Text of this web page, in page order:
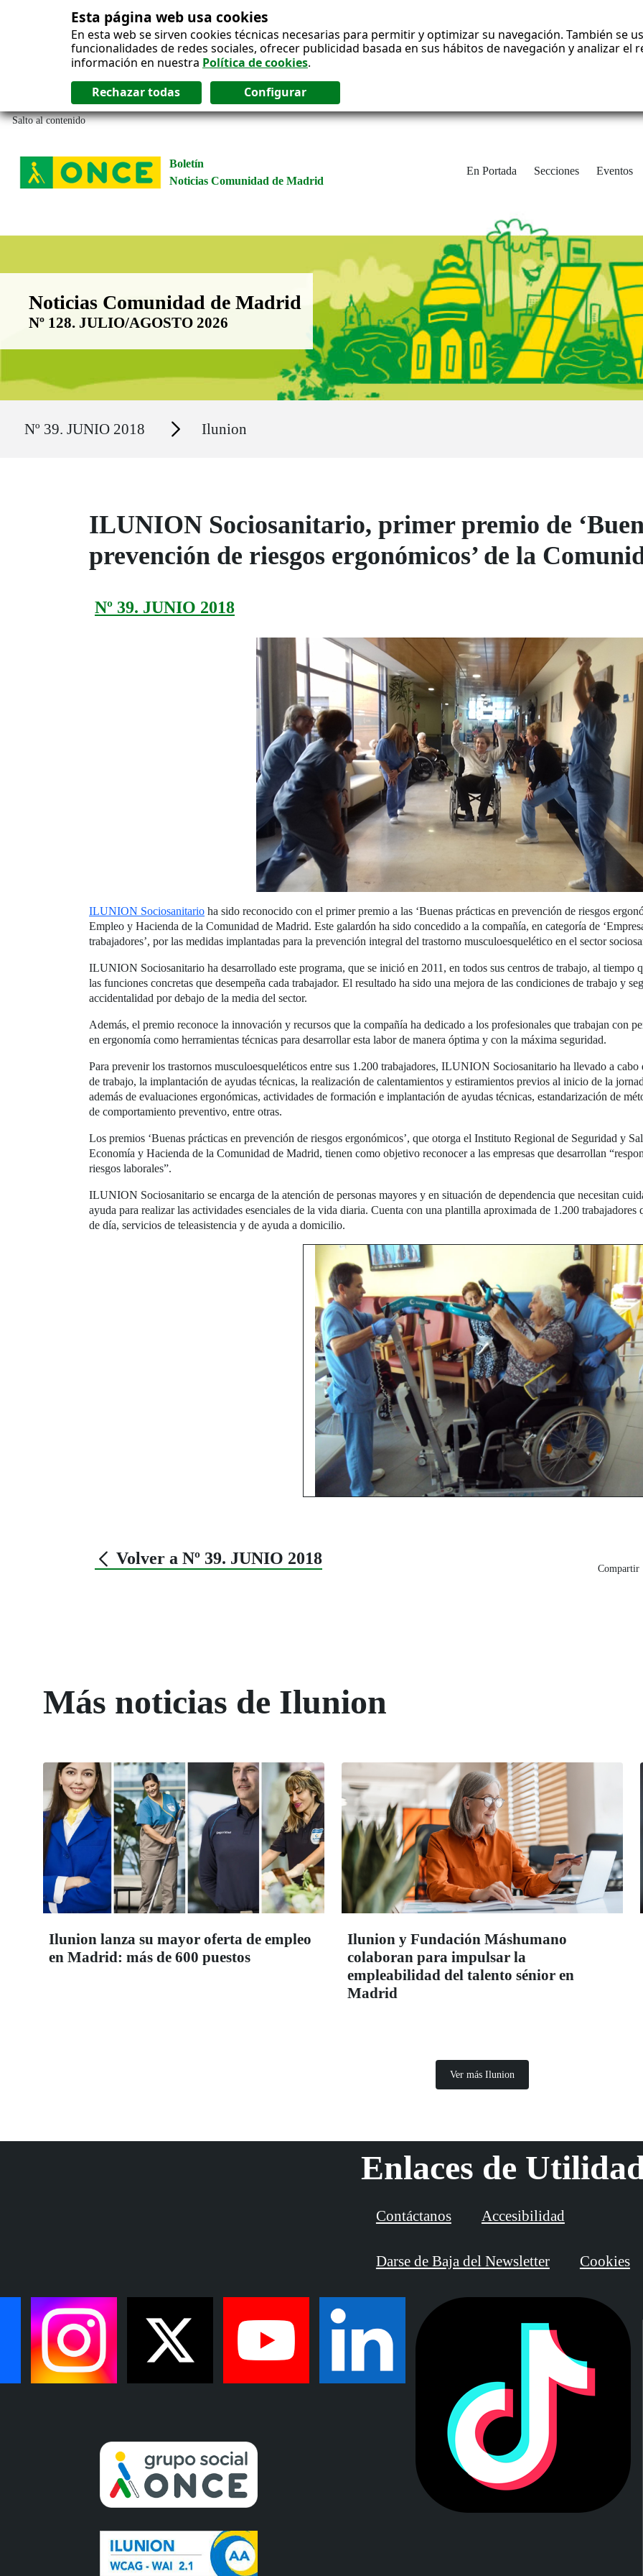
Esta página web usa cookies
En esta web se sirven cookies técnicas necesarias para permitir y optimizar su navegación. También se
funcionalidades de redes sociales, ofrecer publicidad basada en sus hábitos de navegación y analizar
información en nuestra Política de cookies.
Salto al contenido
Boletín
Noticias Comunidad de Madrid
En Portada Secciones Eventos
Boletín Noticias Comunidad de Madrid
Noticias Comunidad de Madrid
Nº 128. JULIO/AGOSTO 2026
Nº 39. JUNIO 2018 Secciones Ilunion
ILUNION Sociosanitario, primer premio de
prevención de riesgos ergonómicos’ de la
Nº 39. JUNIO 2018
ILUNION Sociosanitario ha sido reconocido con el primer premio a las ‘Buenas prácticas en prevención de riesgos
Empleo y Hacienda de la Comunidad de Madrid. Este galardón ha sido concedido a la compañía, en categoría de
trabajadores’, por las medidas implantadas para la prevención integral del trastorno musculoesquelético en el sector
ILUNION Sociosanitario ha desarrollado este programa, que se inició en 2011, en todos sus centros de trabajo, al tiempo
las funciones concretas que desempeña cada trabajador. El resultado ha sido una mejora de las condiciones de trabajo y
accidentalidad por debajo de la media del sector.
Además, el premio reconoce la innovación y recursos que la compañía ha dedicado a los profesionales que trabajan con
en ergonomía como herramientas técnicas para desarrollar esta labor de manera óptima y con la máxima seguridad.
Para prevenir los trastornos musculoesqueléticos entre sus 1.200 trabajadores, ILUNION Sociosanitario ha llevado a cabo
de trabajo, la implantación de ayudas técnicas, la realización de calentamientos y estiramientos previos al inicio de la
además de evaluaciones ergonómicas, actividades de formación e implantación de ayudas técnicas, estandarización de
de comportamiento preventivo, entre otras.
Los premios ‘Buenas prácticas en prevención de riesgos ergonómicos’, que otorga el Instituto Regional de Seguridad y
Economía y Hacienda de la Comunidad de Madrid, tienen como objetivo reconocer a las empresas que desarrollan
riesgos laborales”.
ILUNION Sociosanitario se encarga de la atención de personas mayores y en situación de dependencia que necesitan
ayuda para realizar las actividades esenciales de la vida diaria. Cuenta con una plantilla aproximada de 1.200 trabajadores
de día, servicios de teleasistencia y de ayuda a domicilio.
Volver a Nº 39. JUNIO 2018
Compartir
Más noticias de Ilunion
Ilunion lanza su mayor oferta de empleo
en Madrid: más de 600 puestos
Ilunion y Fundación Máshumano
colaboran para impulsar la
empleabilidad del talento sénior en
Madrid
Ver más Ilunion
Enlaces de
Contáctanos Accesibilidad
Darse de Baja del Newsletter Cookies